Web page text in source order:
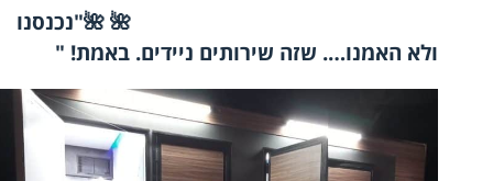
🌺
🌺"נכנסנו
ולא האמנו…. שזה שירותים ניידים. באמת! "